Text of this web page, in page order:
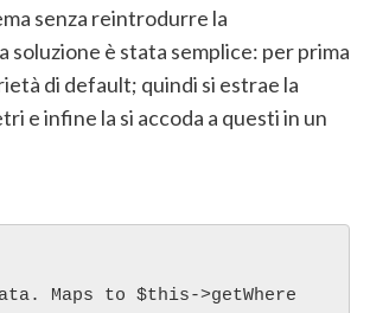
senza reintrodurre la
è stata semplice: per prima
di default; quindi si estrae la
e infine la si accoda a questi in un
Maps to $this->getWhere